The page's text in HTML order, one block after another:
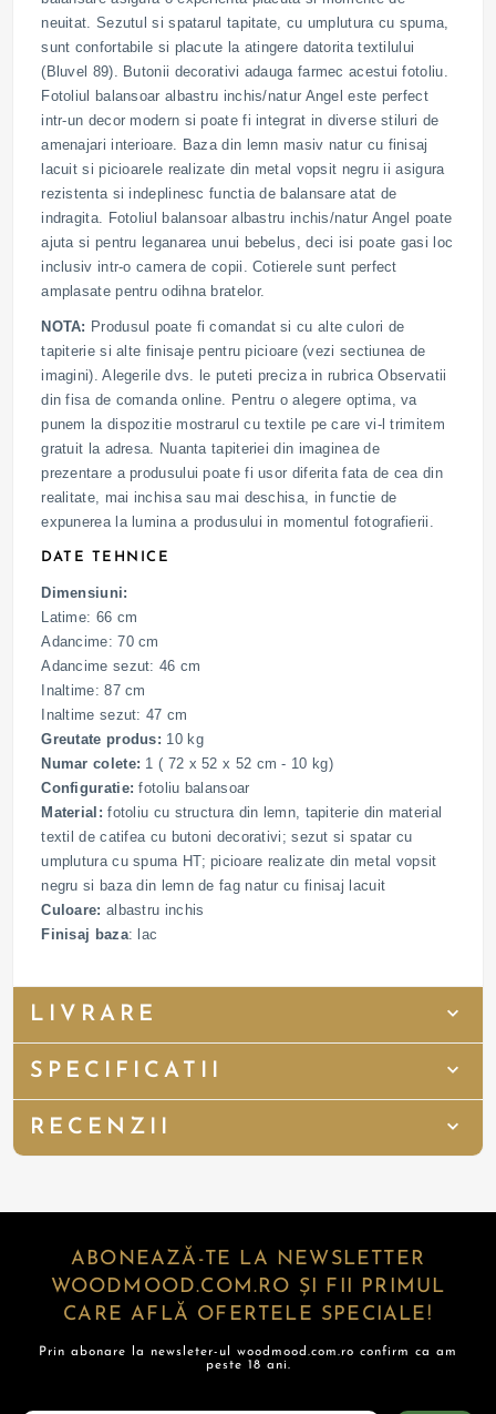
neuitat. Sezutul si spatarul tapitate, cu umplutura cu spuma,
sunt confortabile si placute la atingere datorita textilului
(Bluvel 89). Butonii decorativi adauga farmec acestui fotoliu.
Fotoliul balansoar albastru inchis/natur Angel este perfect
intr-un decor modern si poate fi integrat in diverse stiluri de
amenajari interioare. Baza din lemn masiv natur cu finisaj
lacuit si picioarele realizate din metal vopsit negru ii asigura
rezistenta si indeplinesc functia de balansare atat de
indragita. Fotoliul balansoar albastru inchis/natur Angel poate
ajuta si pentru leganarea unui bebelus, deci isi poate gasi loc
inclusiv intr-o camera de copii. Cotierele sunt perfect
amplasate pentru odihna bratelor.
NOTA: Produsul poate fi comandat si cu alte culori de
tapiterie si alte finisaje pentru picioare (vezi sectiunea de
imagini). Alegerile dvs. le puteti preciza in rubrica Observatii
din fisa de comanda online. Pentru o alegere optima, va
punem la dispozitie mostrarul cu textile pe care vi-l trimitem
gratuit la adresa. Nuanta tapiteriei din imaginea de
prezentare a produsului poate fi usor diferita fata de cea din
realitate, mai inchisa sau mai deschisa, in functie de
expunerea la lumina a produsului in momentul fotografierii.
DATE TEHNICE
Dimensiuni:
Latime: 66 cm
Adancime: 70 cm
Adancime sezut: 46 cm
Inaltime: 87 cm
Inaltime sezut: 47 cm
Greutate produs: 10 kg
Numar colete: 1 ( 72 x 52 x 52 cm - 10 kg)
Configuratie: fotoliu balansoar
Material: fotoliu cu structura din lemn, tapiterie din material
textil de catifea cu butoni decorativi; sezut si spatar cu
umplutura cu spuma HT; picioare realizate din metal vopsit
negru si baza din lemn de fag natur cu finisaj lacuit
Culoare: albastru inchis
Finisaj baza: lac
LIVRARE
SPECIFICATII
RECENZII
ABONEAZĂ-TE LA NEWSLETTER
WOODMOOD.COM.RO ȘI FII PRIMUL
CARE AFLĂ OFERTELE SPECIALE!
Prin abonare la newsleter-ul woodmood.com.ro confirm ca am
peste 18 ani.